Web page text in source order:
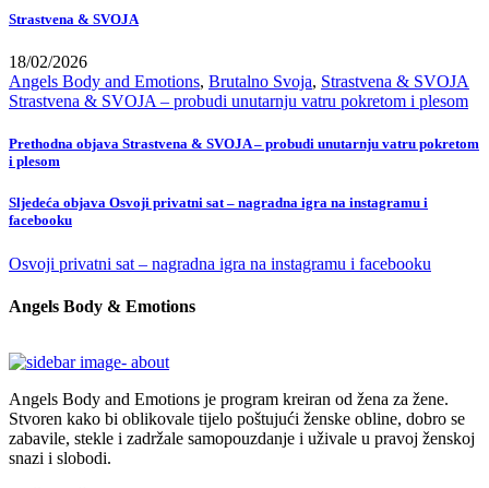
Strastvena & SVOJA
18/02/2026
Angels Body and Emotions, Brutalno Svoja, Strastvena & SVOJA
Strastvena & SVOJA – probudi unutarnju vatru pokretom i plesom
Prethodna objava Strastvena & SVOJA – probudi unutarnju vatru pokretom
i plesom
Sljedeća objava Osvoji privatni sat – nagradna igra na instagramu i
facebooku
Osvoji privatni sat – nagradna igra na instagramu i facebooku
Angels Body & Emotions
Angels Body and Emotions je program kreiran od žena za žene.
Stvoren kako bi oblikovale tijelo poštujući ženske obline, dobro se
zabavile, stekle i zadržale samopouzdanje i uživale u pravoj ženskoj
snazi i slobodi.